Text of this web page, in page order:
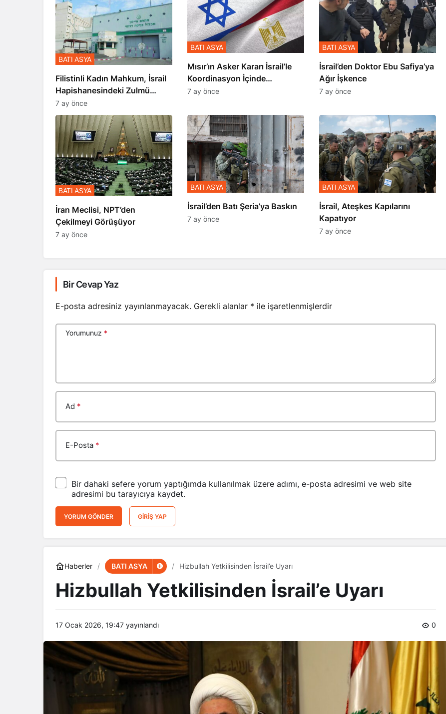
Filistinli Kadın Mahkum, İsrail
Hapishanesindeki Zulmü
Anlattı
BATI ASYA
7 ay önce
Mısır’ın Asker Kararı İsrail’le
Koordinasyon İçinde
Gerçekleşmiş
BATI ASYA
7 ay önce
İsrail’den Doktor Ebu Safiya’ya
Ağır İşkence
BATI ASYA
7 ay önce
İran Meclisi, NPT’den
Çekilmeyi Görüşüyor
BATI ASYA
7 ay önce
​​​​​​​İsrail’den Batı Şeria’ya Baskın
BATI ASYA
7 ay önce
İsrail, Ateşkes Kapılarını
Kapatıyor
BATI ASYA
7 ay önce
Bir Cevap Yaz
E-posta adresiniz yayınlanmayacak. Gerekli alanlar * ile işaretlenmişlerdir
Yorumunuz *
Ad *
E-Posta *
Bir dahaki sefere yorum yaptığımda kullanılmak üzere adımı, e-posta adresimi ve web site
adresimi bu tarayıcıya kaydet.
YORUM GÖNDER GIRIŞ YAP
Haberler BATI ASYA Hizbullah Yetkilisinden İsrail’e Uyarı
Hizbullah Yetkilisinden İsrail’e Uyarı
17 Ocak 2026, 19:47 yayınlandı 0